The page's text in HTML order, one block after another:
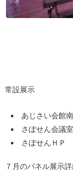
常設展示
あじさい会館
さぽせん会
さぽせん
７月のパネル展示